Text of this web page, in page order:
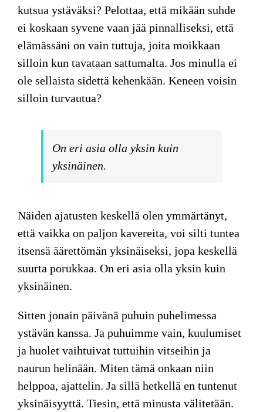
kutsua ystäväksi? Pelottaa, että mikään suhde
ei koskaan syvene vaan jää pinnalliseksi, että
elämässäni on vain tuttuja, joita moikkaan
silloin kun tavataan sattumalta. Jos minulla ei
ole sellaista sidettä kehenkään. Keneen voisin
silloin turvautua?
On eri asia olla yksin kuin
yksinäinen.
Näiden ajatusten keskellä olen ymmärtänyt,
että vaikka on paljon kavereita, voi silti tuntea
itsensä äärettömän yksinäiseksi, jopa keskellä
suurta porukkaa. On eri asia olla yksin kuin
yksinäinen.
Sitten jonain päivänä puhuin puhelimessa
ystävän kanssa. Ja puhuimme vain, kuulumiset
ja huolet vaihtuivat tuttuihin vitseihin ja
naurun helinään. Miten tämä onkaan niin
helppoa, ajattelin. Ja sillä hetkellä en tuntenut
yksinäisyyttä. Tiesin, että minusta välitetään.